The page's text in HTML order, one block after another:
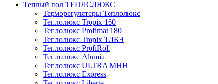
Теплый пол ТЕПЛОЛЮКС
Терморегуляторы Теплолюкс
Теплолюкс Tropix 160
Теплолюкс Profimat 180
Теплолюкс Tropix ТЛБЭ
Теплолюкс ProfiRoll
Теплолюкс Alumia
Теплолюкс ULTRA МНН
Теплолюкс Express